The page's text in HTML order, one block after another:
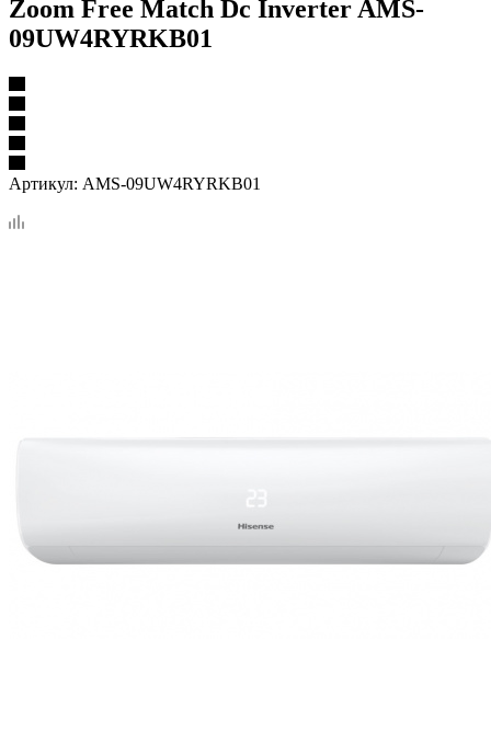
Zoom Free Match Dc Inverter AMS-
09UW4RYRKB01
Артикул: AMS-09UW4RYRKB01